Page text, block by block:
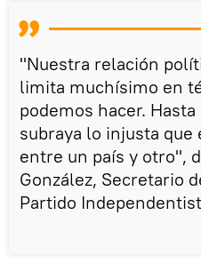
"Nuestra relación
limita muchísimo en
podemos hacer.
subraya lo injusta
entre un país y otro",
González, Secretario
Partido